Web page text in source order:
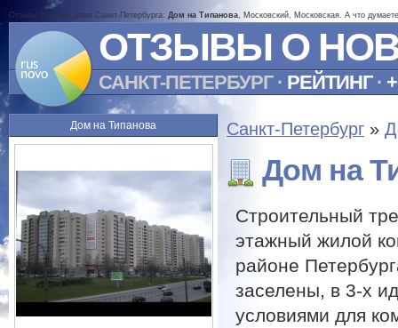
Отзывы о жилом доме Санкт-Петербурга: Дом на Типанова, Московский, Московская. А что
ОТЗЫВЫ О
САНКТ-ПЕТЕРБУРГ· РЕЙТИНГ· +
Дом на Типанова Санкт-Петербург »
Дом на
Строительный
этажный жилой
районе
заселены, в 3-х
условиями для